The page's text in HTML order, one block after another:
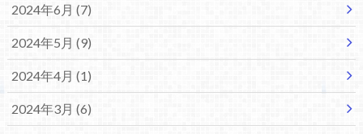
2024年6月 (7)
2024年5月 (9)
2024年4月 (1)
2024年3月 (6)